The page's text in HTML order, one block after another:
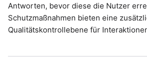
Antworten, bevor diese die Nutzer
Schutzmaßnahmen bieten eine
Qualitätskontrollebene für